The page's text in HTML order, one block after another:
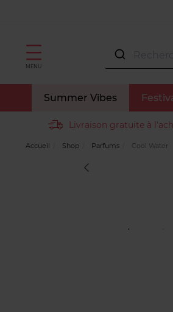
MENU
Summer Vibes
Livraison gratuite à
Accueil Shop Parfums Cool Water